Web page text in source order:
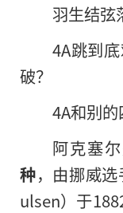
羽生结弦
4A跳到
破？
4A和别的
阿克塞
种，由挪威
ulsen）于